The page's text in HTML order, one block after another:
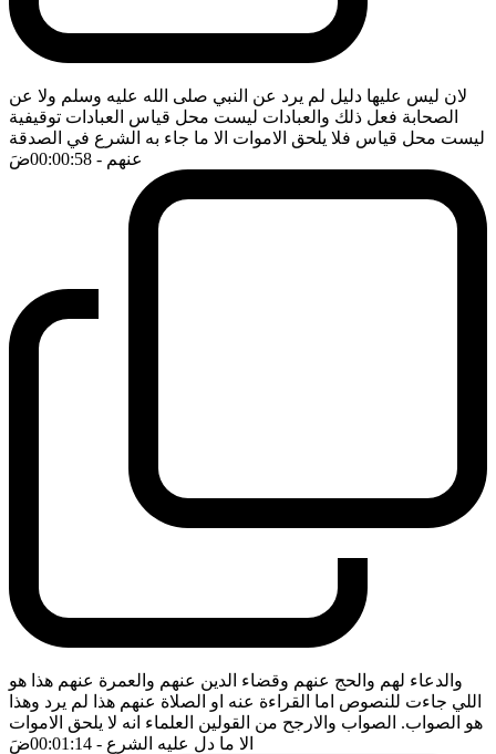
لان ليس عليها دليل لم يرد عن النبي صلى الله عليه وسلم ولا عن
الصحابة فعل ذلك والعبادات ليست محل قياس العبادات توقيفية
ليست محل قياس فلا يلحق الاموات الا ما جاء به الشرع في الصدقة
عنهم - 00:00:58 ضَ
والدعاء لهم والحج عنهم وقضاء الدين عنهم والعمرة عنهم هذا هو
اللي جاءت للنصوص اما القراءة عنه او الصلاة عنهم هذا لم يرد وهذا
هو الصواب. الصواب والارجح من القولين العلماء انه لا يلحق الاموات
الا ما دل عليه الشرع - 00:01:14 ضَ